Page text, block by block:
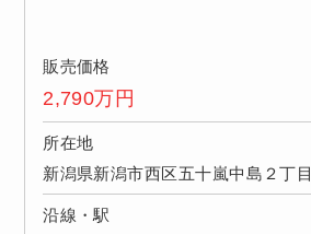
販売価格
2,790万円
所在地
新潟県新潟市西区五十嵐中島２丁目
沿線・駅